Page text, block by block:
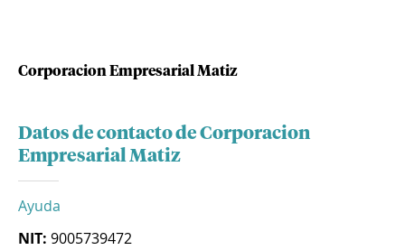
Corporacion Empresarial Matiz
Datos de contacto de Corporacion
Empresarial Matiz
Ayuda
NIT: 9005739472